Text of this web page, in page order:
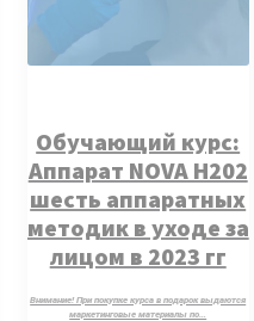
Обучающий курс:
Аппарат NOVA H202
шесть аппаратных
методик в уходе за
лицом в 2023 гг
Внимание! При покупке курса в подарок выдаются
маркетинговые материалы по…